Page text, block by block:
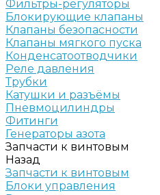
Фильтры-регуляторы
Блокирующие клапаны
Клапаны безопасности
Клапаны мягкого пуска
Конденсатоотводчики
Реле давления
Трубки
Катушки и разъёмы
Пневмоцилиндры
Фитинги
Генераторы азота
Запчасти к винтовым
Назад
Запчасти к винтовым
Блоки управления